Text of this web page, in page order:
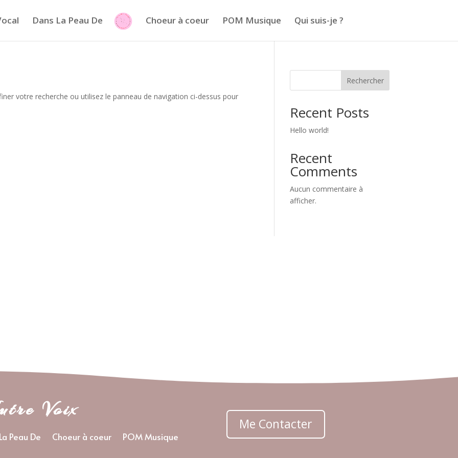
Dans La Peau De Choeur à coeur POM Musique Qui suis-je ?
votre recherche ou utilisez le panneau de navigation ci-dessus pour
Rechercher
Recent Posts
Hello world!
Recent
Comments
Aucun commentaire à
afficher.
Voix
Peau De Choeur à coeur POM Musique
Me Contacter